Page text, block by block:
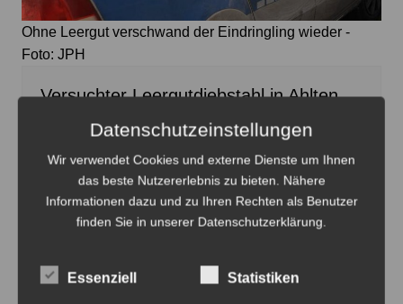
Ohne Leergut verschwand der Eindringling wieder -
Foto: JPH
Versuchter Leergutdiebstahl in Ahlten
7. August 2026 0
Datenschutzeinstellungen
Wir verwendet Cookies und externe Dienste um Ihnen
das beste Nutzererlebnis zu bieten. Nähere
Informationen dazu und zu Ihren Rechten als Benutzer
finden Sie in unserer Datenschutzerklärung.
Essenziell Statistiken